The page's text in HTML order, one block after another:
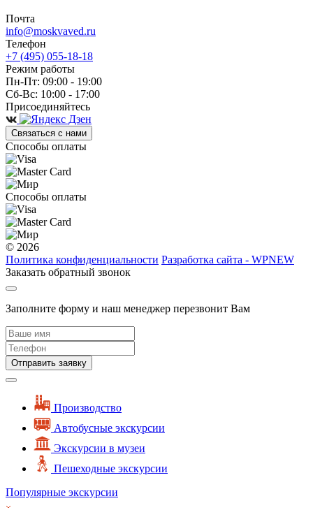
Почта
info@moskvaved.ru
Телефон
+7 (495) 055-18-18
Режим работы
Пн-Пт: 09:00 - 19:00
Сб-Вс: 10:00 - 17:00
Присоединяйтесь
Связаться с нами
Способы оплаты
Способы оплаты
© 2026
Политика конфиденциальности Разработка сайта - WPNEW
Заказать обратный звонок
Заполните форму и наш менеджер перезвонит Вам
Отправить заявку
Производство
Автобусные экскурсии
Экскурсии в музеи
Пешеходные экскурсии
Популярные экскурсии